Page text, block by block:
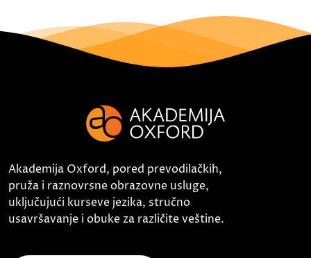
Akademija Oxford, pored prevodilačkih,
pruža i raznovrsne obrazovne usluge,
uključujući kurseve jezika, stručno
usavršavanje i obuke za različite veštine.